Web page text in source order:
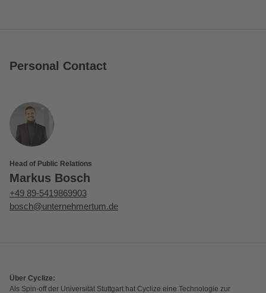
Personal Contact
Head of Public Relations
Markus Bosch
+49 89-5419869903
bosch@unternehmertum.de
Über Cyclize:
Als Spin-off der Universität Stuttgart hat Cyclize eine Technologie zur